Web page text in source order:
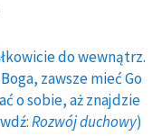
do wewnątrz.
zawsze mieć Go
o sobie, aż znajdzie
Rozwój duchowy)